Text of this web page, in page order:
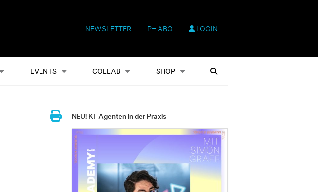
NEWSLETTER P+ ABO LOGIN
EVENTS COLLAB SHOP
Alles Events Shop Heftausgaben Suchen
NEU! KI-Agenten in der Praxis